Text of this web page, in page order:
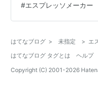
ております。 ぱぱすけ
す^^ そして久しぶりに
マキネッタ、なのか。。
が、 ともかく。 エスプ
購…
#エスプレッソメーカー
はてなブログ > 未指定 > エ
はてなブログ タグとは
ヘルプ
Copyright (C) 2001-2026